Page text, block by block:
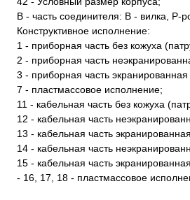
В - часть соединителя: В - вилка, Р-
Конструктивное исполнение:
1 - приборная часть без кожуха
2 - приборная часть
3 - приборная часть
7 - пластмассовое исполнение;
11 - кабельная часть без кожуха
12 - кабельная часть
13 - кабельная часть
14 - кабельная часть
15 - кабельная часть
- 16, 17, 18 - пластмассовое